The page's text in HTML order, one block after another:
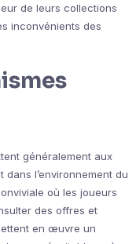
de leurs collections
inconvénients des
généralement aux
l’environnement du
où les joueurs
des offres et
en œuvre un